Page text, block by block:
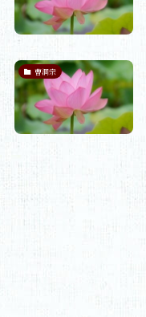
曹洞宗